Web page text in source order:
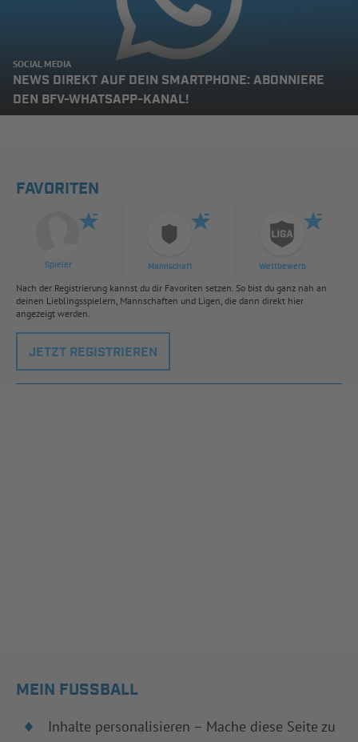
SOCIAL MEDIA
NEWS DIREKT AUF DEIN SMARTPHONE: ABONNIERE
DEN BFV-WHATSAPP-KANAL!
FAVORITEN
Spieler Mannschaft Wettbewerb
Nach der Registrierung kannst du dir Favoriten setzen. So bist du ganz nah an
deinen Lieblingsspielern, Mannschaften und Ligen, die dann direkt hier
angezeigt werden.
JETZT REGISTRIEREN
MEIN FUSSBALL
Inhalte personalisieren – Mache diese Seite zu